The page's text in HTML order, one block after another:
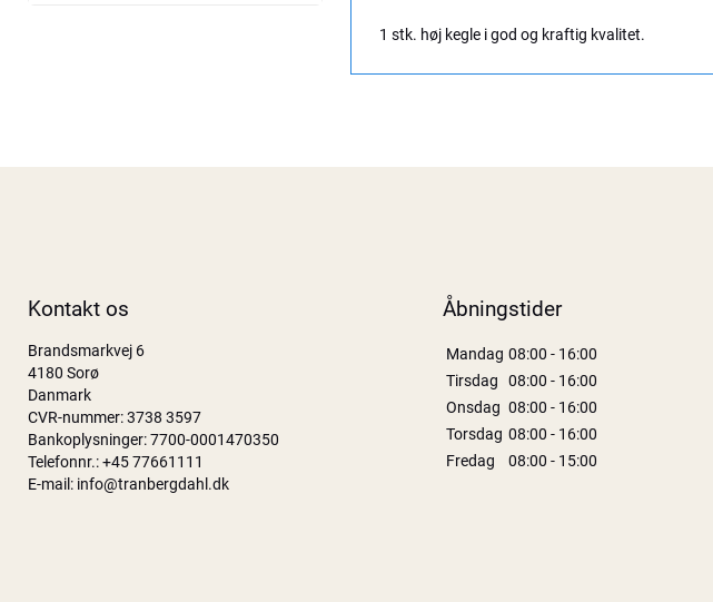
1 stk. høj kegle i god og kraftig kvalitet.
Kontakt os
Brandsmarkvej 6
4180 Sorø
Danmark
CVR-nummer: 3738 3597
Bankoplysninger: 7700-0001470350
Telefonnr.:+45 77661111
E-mail: info@tranbergdahl.dk
Åbningstider
Mandag 08:00 - 16:00
Tirsdag
08:00 - 16:00
Onsdag 08:00 - 16:00
Torsdag 08:00 - 16:00
Fredag
08:00 - 15:00